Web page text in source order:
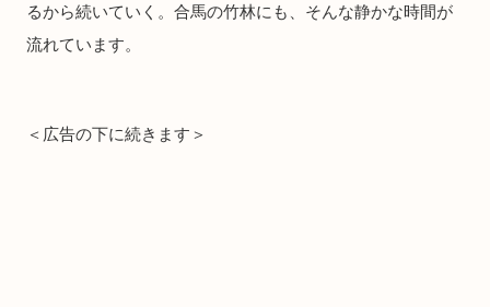
るから続いていく。合馬の竹林にも、そんな静かな時間が
流れています。
＜広告の下に続きます＞